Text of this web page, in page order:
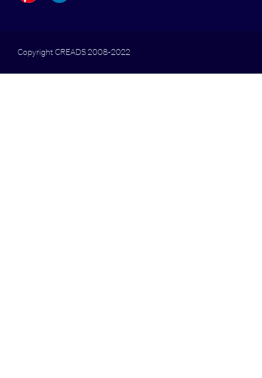
Copyright CREADS 2008-2022